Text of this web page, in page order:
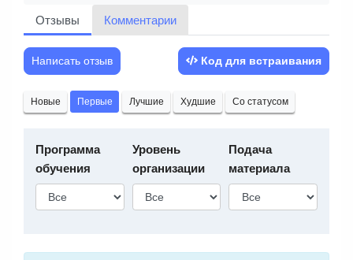
Отзывы Комментарии
Написать отзыв Код для встраивания
Новые Первые Лучшие Худшие Со статусом
Программа
обучения
Уровень
организации
Подача
материала